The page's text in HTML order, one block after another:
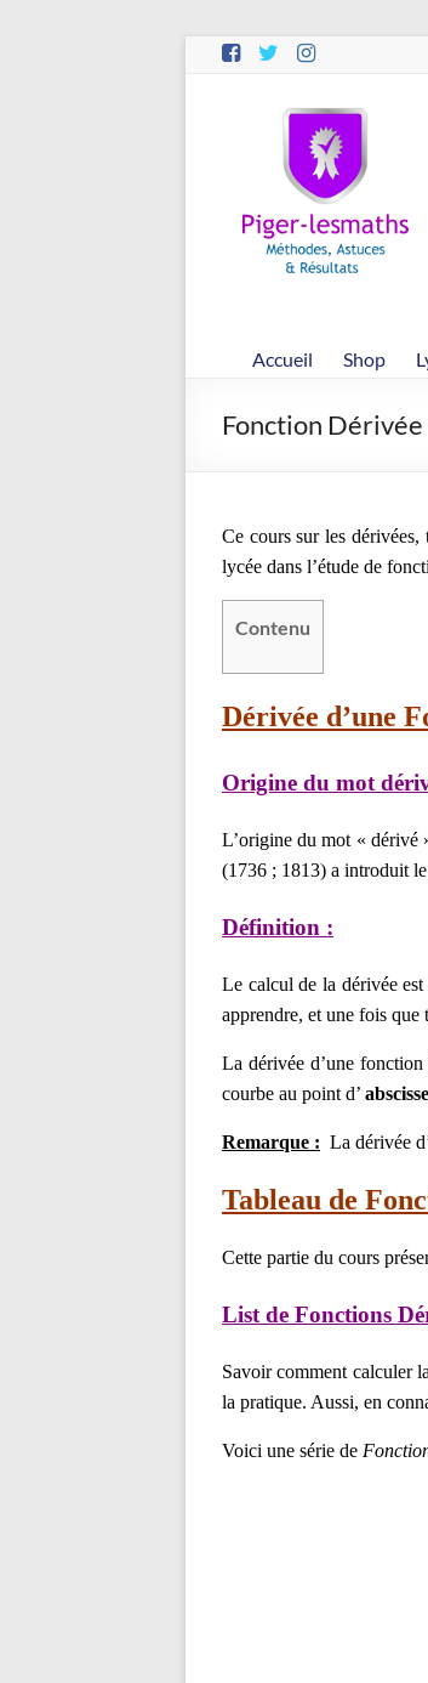
Aller
Piger-
lesmaths
Cours
Ligne
Rappels
Résultats
Accueil Shop
Fonction
Ce cours sur les
lycée dans l’étude de
Contenu
Dérivée d’une
Origine du mot
L’origine du mot « dérivé
(1736 ; 1813) a introduit
Définition :
Le calcul de la dérivée
apprendre, et une fois que
La dérivée d’une fonction
courbe au point d’
Remarque : La dérivée
Tableau de
Cette partie du cours
List de Fonctions
Savoir comment calculer
la pratique. Aussi, en
Voici une série de